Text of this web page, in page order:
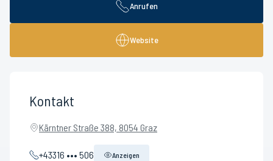
Anrufen
Website
Kontakt
Kärntner Straße 388, 8054 Graz
+43316 ••• 506 Anzeigen